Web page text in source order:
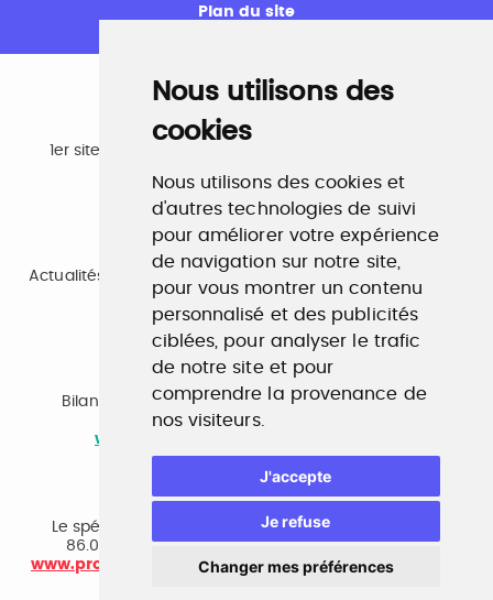
Nous utilisons des
cookies
Nous utilisons des cookies et
d'autres technologies de suivi
pour améliorer votre expérience
de navigation sur notre site,
pour vous montrer un contenu
personnalisé et des publicités
ciblées, pour analyser le trafic
de notre site et pour
comprendre la provenance de
nos visiteurs.
J'accepte
Je refuse
Changer mes préférences
Plan du site
Emploi
1er site emploi du secteur culturel 784.000 visites et
www.profilculture.com
Formation
Actualités, guide et annuaire des formations aux métiers
de la culture.
www.profilculture-formation.com
Accompagnement professionnel
Bilan de compétences, coaching, techniques de
recherche d'emploi, entretien conseil.
www.profilculture-competences.com
Le spécialiste du secteur culturel, une cvthèque de
86.000 CV et réseau unique de professionnels.
www.profilculture-conseil.com/cabinet-recrutement